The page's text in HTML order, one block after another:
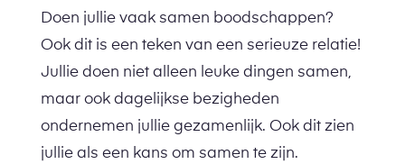
Doen jullie vaak samen boodschappen?
Ook dit is een teken van een serieuze relatie!
Jullie doen niet alleen leuke dingen samen,
maar ook dagelijkse bezigheden
ondernemen jullie gezamenlijk. Ook dit zien
jullie als een kans om samen te zijn.